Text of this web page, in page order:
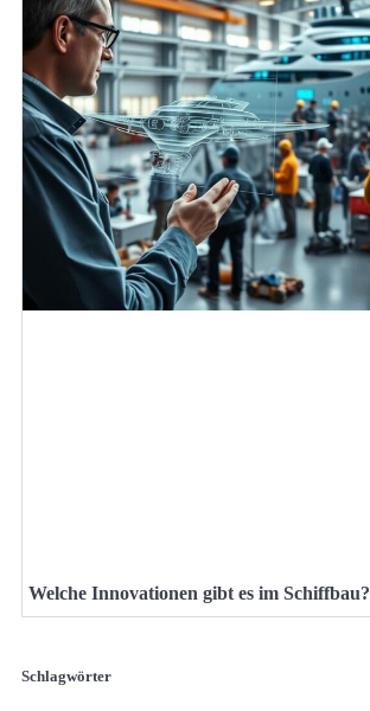
Welche Innovationen gibt es im Schiffbau?
Schlagwörter